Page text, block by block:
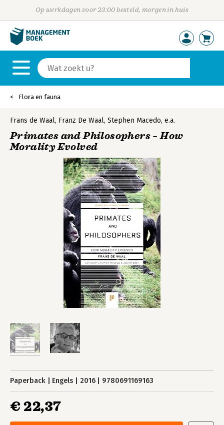
Op werkdagen voor 23:00 besteld, morgen in huis
Flora en fauna
Frans de Waal, Franz De Waal, Stephen Macedo, e.a.
Primates and Philosophers – How
Morality Evolved
Paperback Engels 2016 9780691169163
€ 22,37